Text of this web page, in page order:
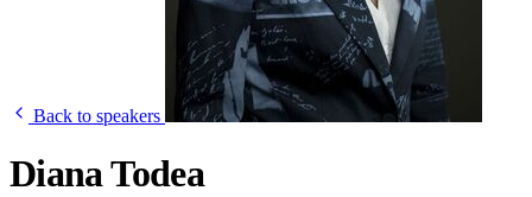
Back to speakers
Diana Todea